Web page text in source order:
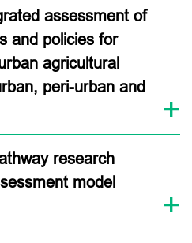
assessment of
and policies for
agricultural
peri-urban and
research
model